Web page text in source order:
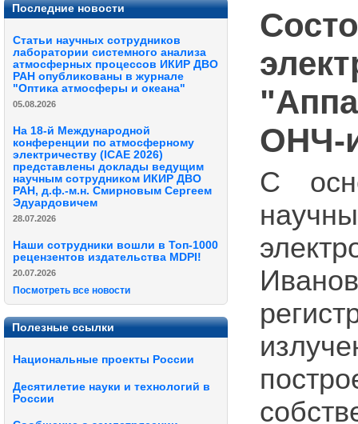
Последние новости
Статьи научных сотрудников
лаборатории системного анализа
атмосферных процессов ИКИР ДВО
РАН опубликованы в журнале
"Оптика атмосферы и океана"
05.08.2026
На 18-й Международной
конференции по атмосферному
электричеству (ICAE 2026)
представлены доклады ведущим
научным сотрудником ИКИР ДВО
РАН, д.ф.-м.н. Смирновым Сергеем
Эдуардовичем
28.07.2026
Наши сотрудники вошли в Топ-1000
рецензентов издательства MDPI!
20.07.2026
Посмотреть все новости
Полезные ссылки
Национальные проекты России
Десятилетие науки и технологий в
России
ОНЧ-
С